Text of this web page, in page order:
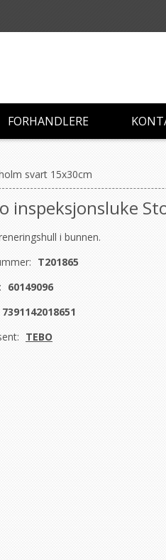
FORHANDLERE
svart 15x30cm
inspeksjonsluke
i bunnen.
T201865
60149096
7391142018651
TEBO